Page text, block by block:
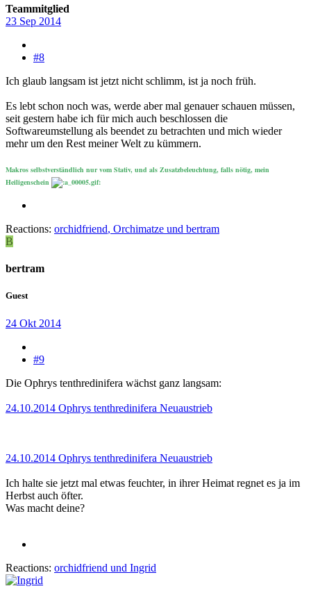
Teammitglied
23 Sep 2014
#8
Ich glaub langsam ist jetzt nicht schlimm, ist ja noch früh.
Es lebt schon noch was, werde aber mal genauer schauen müssen,
seit gestern habe ich für mich auch beschlossen die
Softwareumstellung als beendet zu betrachten und mich wieder
mehr um den Rest meiner Welt zu kümmern.
Makros selbstverständlich nur vom Stativ, und als Zusatzbeleuchtung, falls nötig, mein
Heiligenschein
Reactions: orchidfriend, Orchimatze und bertram
B
bertram
Guest
24 Okt 2014
#9
Die Ophrys tenthredinifera wächst ganz langsam:
24.10.2014 Ophrys tenthredinifera Neuaustrieb
24.10.2014 Ophrys tenthredinifera Neuaustrieb
Ich halte sie jetzt mal etwas feuchter, in ihrer Heimat regnet es ja im
Herbst auch öfter.
Was macht deine?
Reactions: orchidfriend und Ingrid